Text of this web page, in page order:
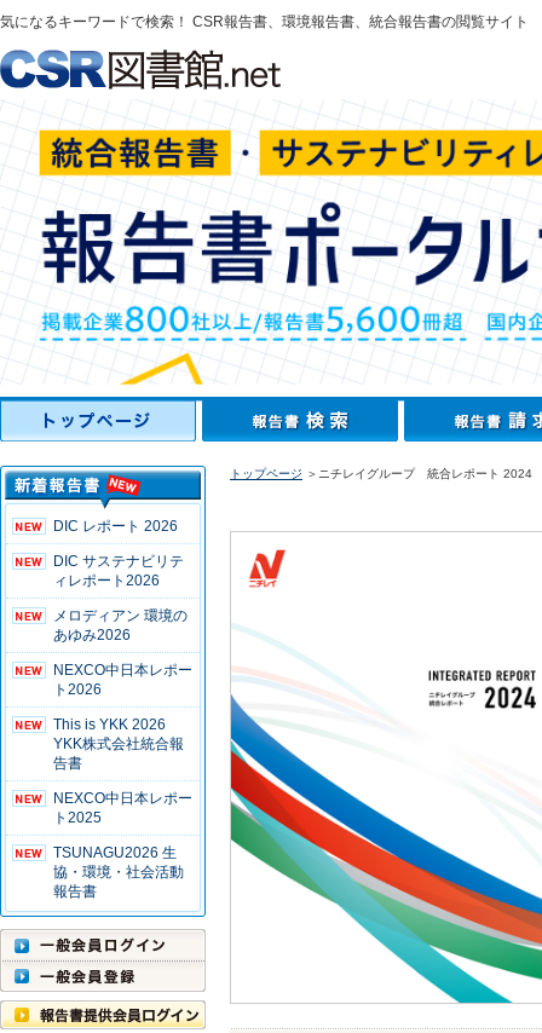
気になるキーワードで検索！ CSR報告書、環境報告書、統合報告書の閲覧サイト
DIC レポート 2026
DIC サステナビリテ
ィレポート2026
メロディアン 環境の
あゆみ2026
NEXCO中日本レポー
ト2026
This is YKK 2026
YKK株式会社統合報
告書
NEXCO中日本レポー
ト2025
TSUNAGU2026 生
協・環境・社会活動
報告書
トップページ ＞ニチレイグループ 統合レポート 2024